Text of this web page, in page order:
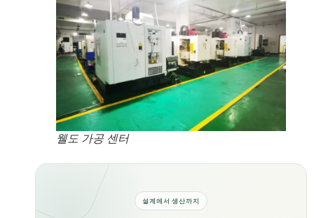
웰도 가공 센터
설계에서 생산까지